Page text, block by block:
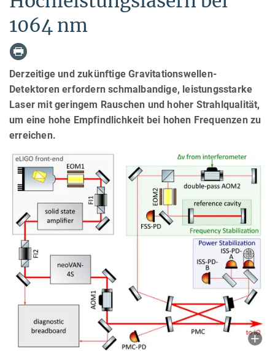
1064 nm
Derzeitige und zukünftige Gravitationswellen-
Detektoren erfordern schmalbandige, leistungsstarke
Laser mit geringem Rauschen und hoher Strahlqualität,
um eine hohe Empfindlichkeit bei hohen Frequenzen zu
erreichen.